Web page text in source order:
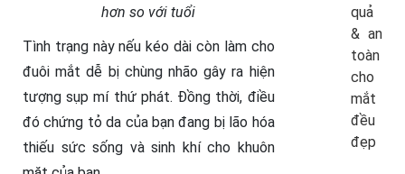
hơn so với tuổi
Tình trạng này nếu kéo dài còn làm cho
đuôi mắt dễ bị chùng nhão gây ra hiện
tượng sụp mí thứ phát. Đồng thời, điều
đó chứng tỏ da của bạn đang bị lão hóa
thiếu sức sống và sinh khí cho khuôn
quả
& an
toàn
cho
mắt
đều
đẹp